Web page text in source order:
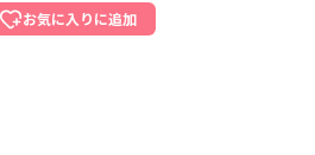
お気に入りに追加